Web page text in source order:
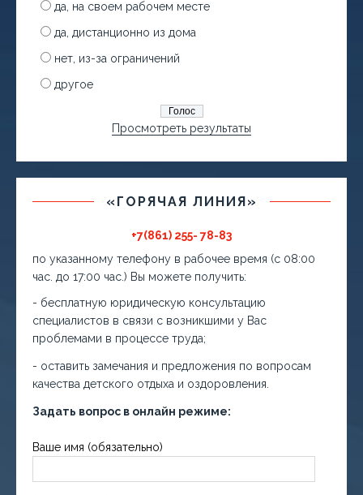
да, на своем рабочем месте
да, дистанционно из дома
нет, из-за ограничений
другое
Просмотреть результаты
«ГОРЯЧАЯ ЛИНИЯ»
+7(861) 255- 78-83
по указанному телефону в рабочее время (с 08:00
час. до 17:00 час.) Вы можете получить:
- бесплатную юридическую консультацию
специалистов в связи с возникшими у Вас
проблемами в процессе труда;
- оставить замечания и предложения по вопросам
качества детского отдыха и оздоровления.
Задать вопрос в онлайн режиме:
Ваше имя (обязательно)